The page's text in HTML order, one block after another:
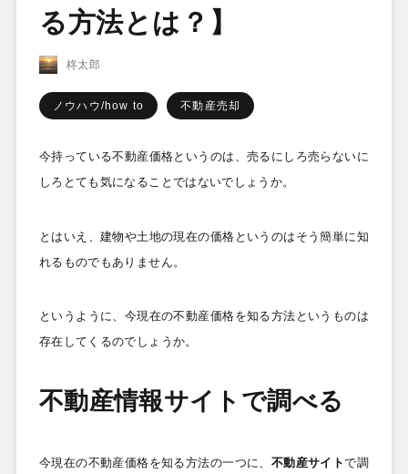
る方法とは？】
柊太郎
ノウハウ/how to 不動産売却
今持っている不動産価格というのは、売るにしろ売らないに
しろとても気になることではないでしょうか。
とはいえ、建物や土地の現在の価格というのはそう簡単に知
れるものでもありません。
というように、今現在の不動産価格を知る方法というものは
存在してくるのでしょうか。
不動産情報サイトで調べる
今現在の不動産価格を知る方法の一つに、 不動産サイトで調